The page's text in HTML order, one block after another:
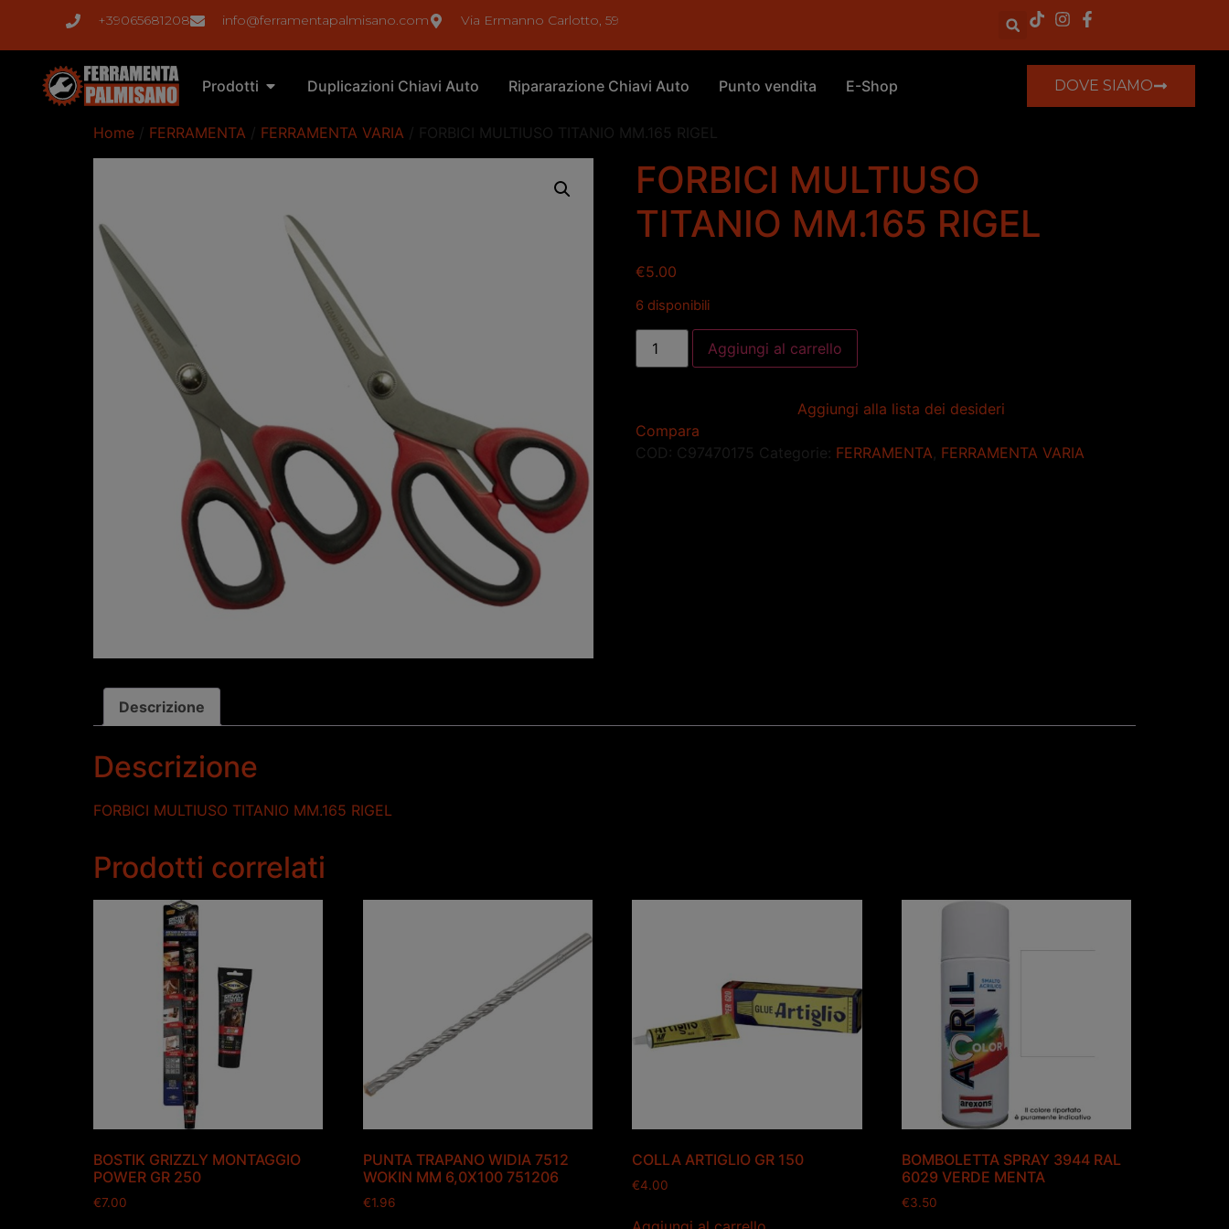
+39065681208 info@ferramentapalmisano.com Via Ermanno Carlotto, 59
Prodotti Duplicazioni Chiavi Auto Ripararazione Chiavi Auto Punto vendita E-Shop DOVE SIAMO
Home / FERRAMENTA / FERRAMENTA VARIA / FORBICI MULTIUSO TITANIO MM.165 RIGEL
FORBICI MULTIUSO
TITANIO MM.165 RIGEL
€5.00
6 disponibili
Aggiungi al carrello
Aggiungi alla lista dei desideri
Compara
COD: C97470175 Categorie: FERRAMENTA FERRAMENTA VARIA
Descrizione
Descrizione
FORBICI MULTIUSO TITANIO MM.165 RIGEL
Prodotti correlati
BOSTIK GRIZZLY MONTAGGIO
POWER GR 250
€7.00
PUNTA TRAPANO WIDIA 7512
WOKIN MM 6,0X100 751206
€1.96
COLLA ARTIGLIO GR 150
€4.00
BOMBOLETTA SPRAY 3944 RAL
6029 VERDE MENTA
€3.50